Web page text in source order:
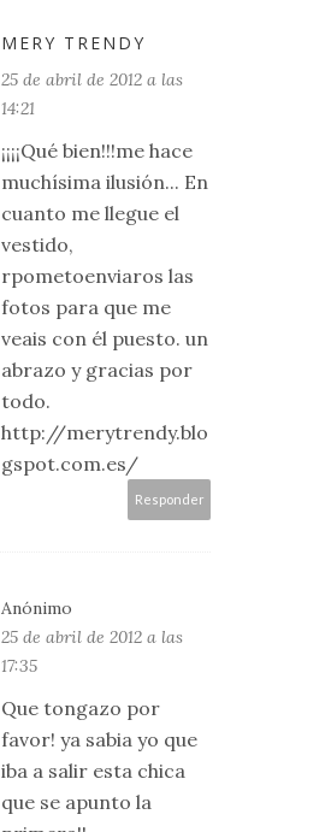
MERY TRENDY
25 de abril de 2012 a las
14:21
¡¡¡¡Qué bien!!!me hace
muchísima ilusión... En
cuanto me llegue el
vestido,
rpometoenviaros las
fotos para que me
veais con él puesto. un
abrazo y gracias por
todo.
http://merytrendy.blo
gspot.com.es/
Responder
Anónimo
25 de abril de 2012 a las
17:35
Que tongazo por
favor! ya sabia yo que
iba a salir esta chica
que se apunto la